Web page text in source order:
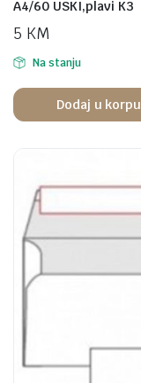
A4/60 USKI,plavi K3
5 KM
Na stanju
Dodaj u korpu